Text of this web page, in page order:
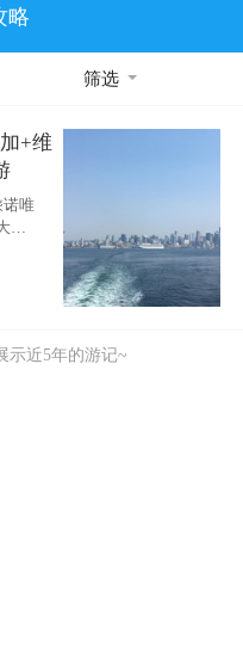
略
筛选
+维
诺唯
4
示近5年的游记~